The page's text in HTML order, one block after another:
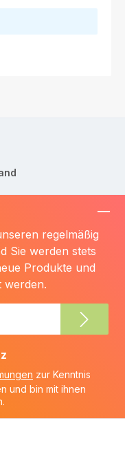
regelmäßig
Sie werden stets
Produkte und
werden.
zur Kenntnis
und bin mit ihnen